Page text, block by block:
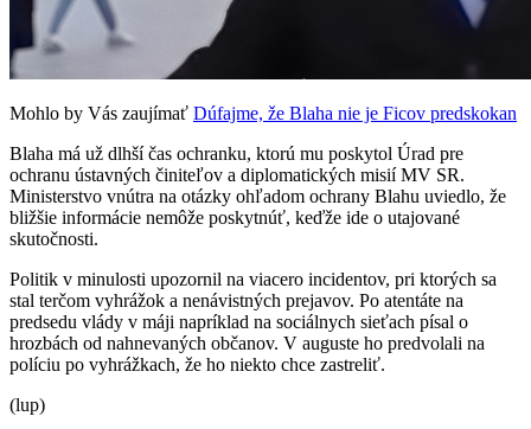
Mohlo by Vás zaujímať Dúfajme, že Blaha nie je Ficov predskokan
Blaha má už dlhší čas ochranku, ktorú mu poskytol Úrad pre
ochranu ústavných činiteľov a diplomatických misií MV SR.
Ministerstvo vnútra na otázky ohľadom ochrany Blahu uviedlo, že
bližšie informácie nemôže poskytnúť, keďže ide o utajované
skutočnosti.
Politik v minulosti upozornil na viacero incidentov, pri ktorých sa
stal terčom vyhrážok a nenávistných prejavov. Po atentáte na
predsedu vlády v máji napríklad na sociálnych sieťach písal o
hrozbách od nahnevaných občanov. V auguste ho predvolali na
políciu po vyhrážkach, že ho niekto chce zastreliť.
(lup)